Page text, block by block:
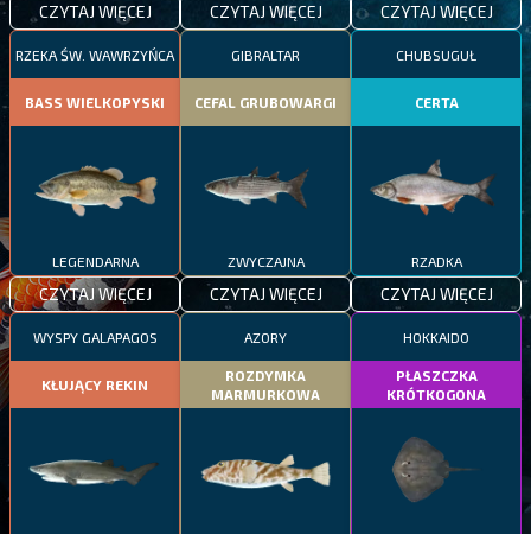
CZYTAJ WIĘCEJ CZYTAJ WIĘCEJ CZYTAJ WIĘCEJ
RZEKA ŚW. WAWRZYŃCA
BASS WIELKOPYSKI
LEGENDARNA
CZYTAJ WIĘCEJ
GIBRALTAR
CEFAL GRUBOWARGI
ZWYCZAJNA
CZYTAJ WIĘCEJ
CHUBSUGUŁ
CERTA
RZADKA
CZYTAJ WIĘCEJ
WYSPY GALAPAGOS
KŁUJĄCY REKIN
AZORY
ROZDYMKA
MARMURKOWA
HOKKAIDO
PŁASZCZKA
KRÓTKOGONA